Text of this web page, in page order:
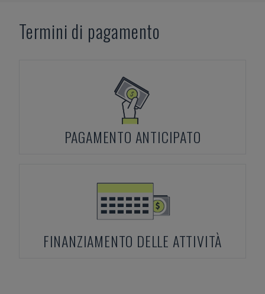
Termini di pagamento
PAGAMENTO ANTICIPATO
FINANZIAMENTO DELLE ATTIVITÀ